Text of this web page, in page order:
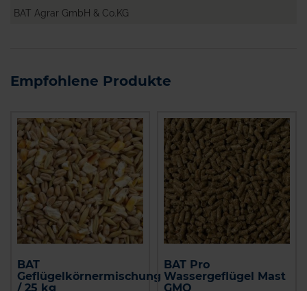
BAT Agrar GmbH & Co.KG
Empfohlene Produkte
BAT
Geflügelkörnermischung
/ 25 kg
BAT Pro
Wassergeflügel Mast
GMO